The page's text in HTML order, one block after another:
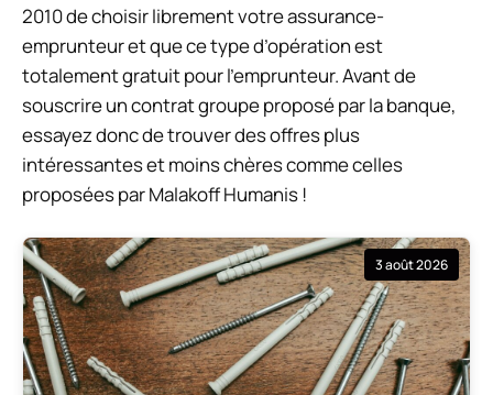
2010 de choisir librement votre assurance-
emprunteur et que ce type d’opération est
totalement gratuit pour l’emprunteur. Avant de
souscrire un contrat groupe proposé par la banque,
essayez donc de trouver des offres plus
intéressantes et moins chères comme celles
proposées par Malakoff Humanis !
3 août 2026